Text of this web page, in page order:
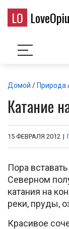
LO
Домой / Природа
Катание
15 ФЕВРАЛЯ 2012 |
Пора
Северном
катания на
реки, пруды,
Красивое